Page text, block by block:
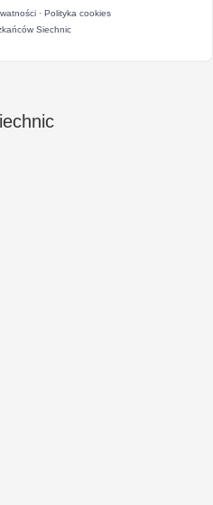
· Polityka cookies
Siechnic